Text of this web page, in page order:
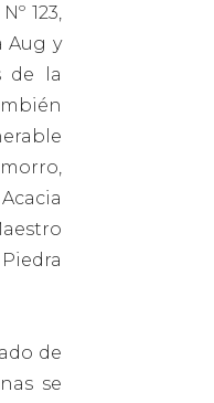
123,
Aug y
de la
de
se